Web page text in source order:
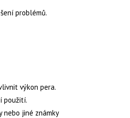
problémů.
výkon pera.
použití.
jiné známky